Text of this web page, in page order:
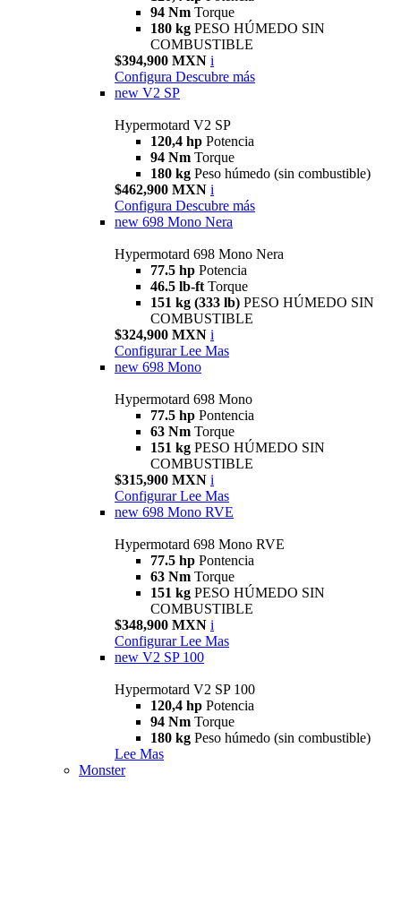
94 Nm Torque
180 kg PESO HÚMEDO SIN
COMBUSTIBLE
$394,900 MXN i
Configura Descubre más
new V2 SP
Hypermotard V2 SP
120,4 hp Potencia
94 Nm Torque
180 kg Peso húmedo (sin combustible)
$462,900 MXN i
Configura Descubre más
new 698 Mono Nera
Hypermotard 698 Mono Nera
77.5 hp Potencia
46.5 lb-ft Torque
151 kg (333 lb) PESO HÚMEDO SIN
COMBUSTIBLE
$324,900 MXN i
Configurar Lee Mas
new 698 Mono
Hypermotard 698 Mono
77.5 hp Pontencia
63 Nm Torque
151 kg PESO HÚMEDO SIN
COMBUSTIBLE
$315,900 MXN i
Configurar Lee Mas
new 698 Mono RVE
Hypermotard 698 Mono RVE
77.5 hp Pontencia
63 Nm Torque
151 kg PESO HÚMEDO SIN
COMBUSTIBLE
$348,900 MXN i
Configurar Lee Mas
new V2 SP 100
Hypermotard V2 SP 100
120,4 hp Potencia
94 Nm Torque
180 kg Peso húmedo (sin combustible)
Lee Mas
Monster